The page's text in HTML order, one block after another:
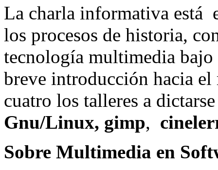
La charla informativa está
los procesos de historia,
tecnología multimedia
breve introducción hacia
cuatro los talleres a
Gnu/Linux, gimp,
Sobre Multimedia en